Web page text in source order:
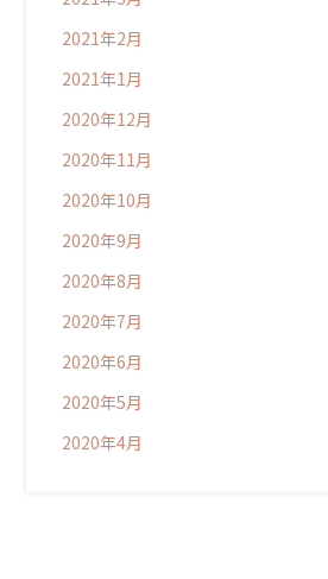
2021年2月
2021年1月
2020年12月
2020年11月
2020年10月
2020年9月
2020年8月
2020年7月
2020年6月
2020年5月
2020年4月